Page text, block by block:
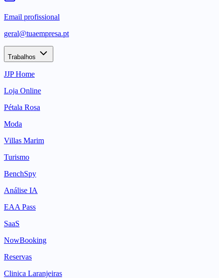
Email profissional
geral@tuaempresa.pt
Trabalhos
JJP Home
Loja Online
Pétala Rosa
Moda
Villas Marim
Turismo
BenchSpy
Análise IA
EAA Pass
SaaS
NowBooking
Reservas
Clinica Laranjeiras